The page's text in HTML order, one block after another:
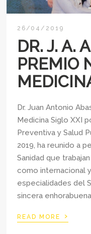
26/04/2019
DR. J. A.
PREMIO
Dr. Juan Antonio
Medicina Siglo XXI
Preventiva y Salud
2019, ha reunido a
Sanidad que
como internacional
especialidades del
sincera
READ MORE ›